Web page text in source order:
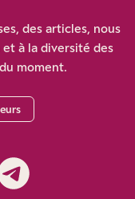
des articles, nous
à la diversité des
moment.